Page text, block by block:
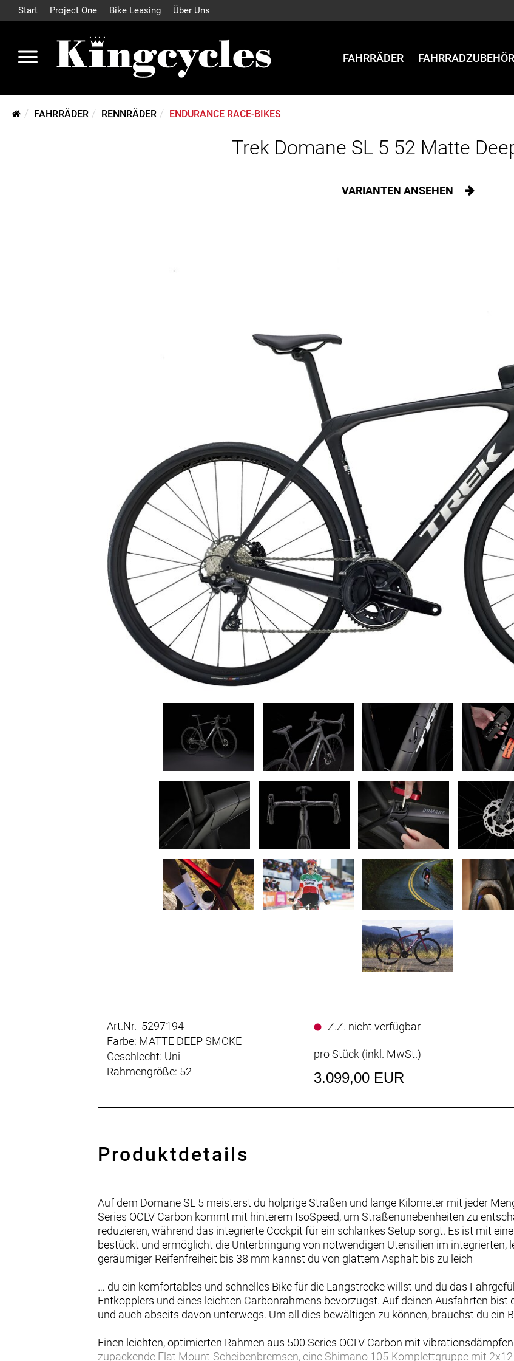
Start Project One Bike Leasing Über Uns
FAHRRÄDER FAHRRADZUBEHÖR
FAHRRÄDER RENNRÄDER ENDURANCE RACE-BIKES
Trek Domane SL 5 52 Matte
VARIANTEN ANSEHEN
Art.Nr. 5297194
Farbe: MATTE DEEP SMOKE
Geschlecht: Uni
Rahmengröße: 52
Z.Z. nicht verfügbar
pro Stück (inkl. MwSt.)
3.099,00 EUR
Produktdetails
Auf dem Domane SL 5 meisterst du holprige Straßen und lange Kilometer mit jeder
Series OCLV Carbon kommt mit hinterem IsoSpeed, um Straßenunebenheiten zu
reduzieren, während das integrierte Cockpit für ein schlankes Setup sorgt. Es ist mit
bestückt und ermöglicht die Unterbringung von notwendigen Utensilien im integrierten,
geräumiger Reifenfreiheit bis 38 mm kannst du von glattem Asphalt bis zu leich
… du ein komfortables und schnelles Bike für die Langstrecke willst und du das
Entkopplers und eines leichten Carbonrahmens bevorzugst. Auf deinen Ausfahrten
und auch abseits davon unterwegs. Um all dies bewältigen zu können, brauchst du ein
Einen leichten, optimierten Rahmen aus 500 Series OCLV Carbon mit
zupackende Flat Mount-Scheibenbremsen, eine Shimano 105-Komplettgruppe mit